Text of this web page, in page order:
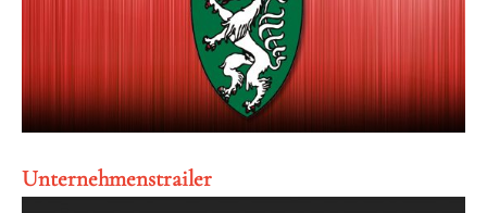
Unternehmenstrailer